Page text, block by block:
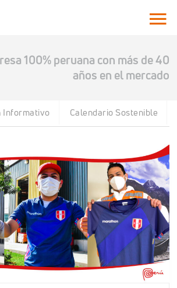
100% peruana con más de 40
años en el mercado
Informativo Calendario Sostenible